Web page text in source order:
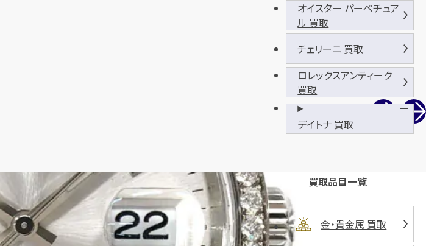
オイスター パーペチュア
ル 買取
チェリーニ 買取
ロレックスアンティーク
買取
デイトナ 買取
買取品目一覧
金・貴金属 買取